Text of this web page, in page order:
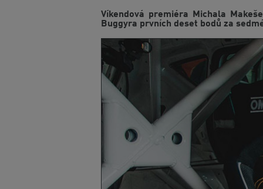
Víkendová premiéra Michala
Buggyra prvních deset bodů za